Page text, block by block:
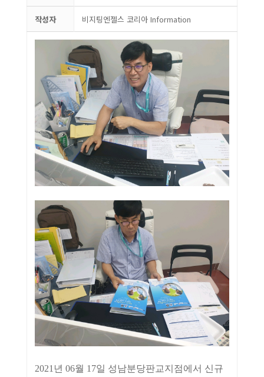
작성자 비지팅엔젤스 코리아 Information
2021년 06월 17일 성남분당판교지점에서 신규